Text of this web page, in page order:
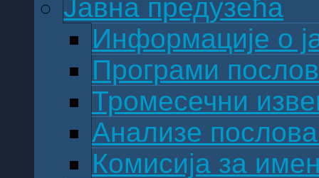
Јавна предузећа
Информације о
Програми
Тромесечни
Анализе
Комисија за